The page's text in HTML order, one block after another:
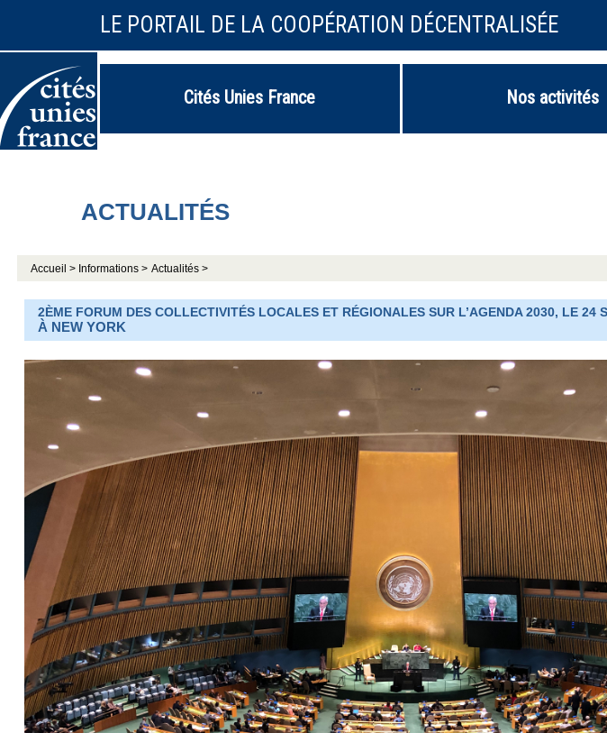
LE PORTAIL DE LA COOPÉRATION DÉCENTRALISÉE
Cités Unies France Nos activités
ACTUALITÉS
Accueil > Informations > Actualités >
2ÈME FORUM DES COLLECTIVITÉS LOCALES ET RÉGIONALES SUR L’AGENDA 2030, LE 24
À NEW YORK